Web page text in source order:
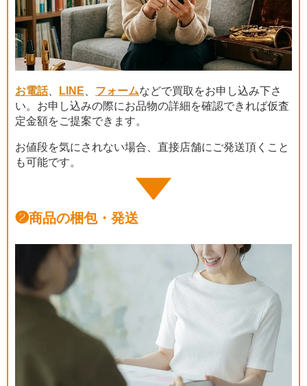
お電話、 LINE、 フォームなどで買取をお申し込み下さ
い。お申し込みの際にお品物の詳細を確認できれば仮査
定金額をご提案できます。
お値段を気にされない場合、直接店舗にご発送頂くこと
も可能です。
❷商品の梱包・発送